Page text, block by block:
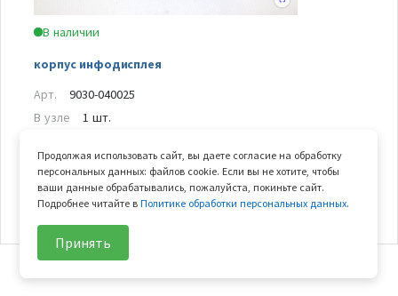
В наличии
корпус инфодисплея
Арт.
9030-040025
В узле
1 шт.
320 ₽/шт В корзину
Продолжая использовать сайт, вы даете согласие на обработку
персональных данных: файлов cookie. Если вы не хотите, чтобы
ваши данные обрабатывались, пожалуйста, покиньте сайт.
Подробнее читайте вПолитике обработки персональных данных.
Принять